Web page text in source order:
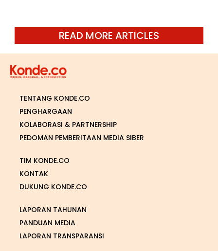
READ MORE ARTICLES
TENTANG KONDE.CO
PENGHARGAAN
KOLABORASI & PARTNERSHIP
PEDOMAN PEMBERITAAN MEDIA SIBER
TIM KONDE.CO
KONTAK
DUKUNG KONDE.CO
LAPORAN TAHUNAN
PANDUAN MEDIA
LAPORAN TRANSPARANSI